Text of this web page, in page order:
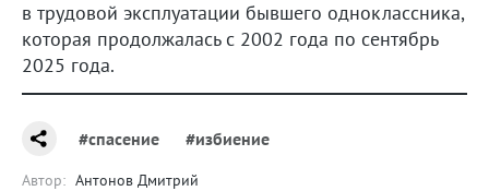
в трудовой эксплуатации бывшего одноклассника,
которая продолжалась с 2002 года по сентябрь
2025 года.
#спасение #избиение
Автор: Антонов Дмитрий